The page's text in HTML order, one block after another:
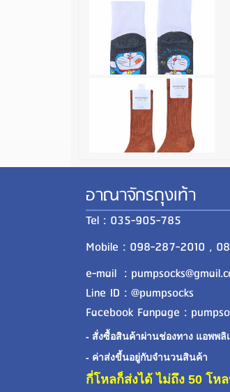
อาณาจักรถุงเท้า
Tel : 035-905-785
Mobile : 098-287-2010 ,
e-mail :
Line ID : @pumpsocks
Facebook Fanpage :
- สั่งซื้อสินค้าผ่านช่องทาง แอพพลิ
- ค่าส่งขี้นอยู่กับจำนวนสินค้า
กี่โหลก็ส่งได้ ไม่ถึง 50 โห